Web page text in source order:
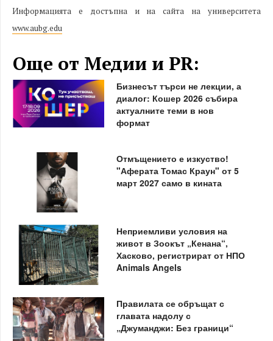
Информацията е достъпна и на сайта на университета
www.aubg.edu
Още от Медии и PR:
Бизнесът търси не лекции, а
диалог: Кошер 2026 събира
актуалните теми в нов
формат
Отмъщението е изкуство!
"Аферата Томас Краун" от 5
март 2027 само в кината
Неприемливи условия на
живот в Зоокът „Кенана“,
Хасково, регистрират от НПО
Animals Angels
Правилата се обръщат с
главата надолу с
„Джуманджи: Без граници“